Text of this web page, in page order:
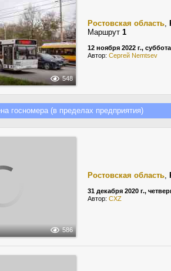
548
Ростовская область,
Маршрут 1
12 ноября 2022 г., суббота
Автор: Сергей Nemtsev
госномера (в пределах предприятия)
586
Ростовская область,
31 декабря 2020 г.,
Автор: CXZ